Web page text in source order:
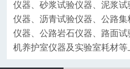
仪器、砂浆试验仪器、泥浆
仪器、沥青试验仪器、公路
仪器、公路岩石仪器、路面
机养护室仪器及实验室耗材